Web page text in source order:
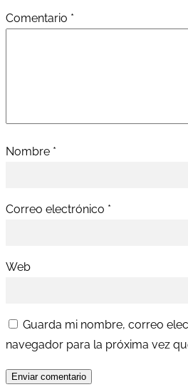
Comentario *
Nombre *
Correo electrónico *
Web
Guarda mi nombre, correo
navegador para la próxima vez
Enviar comentario